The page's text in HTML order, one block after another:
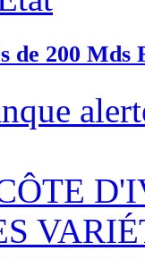
de 200 Mds